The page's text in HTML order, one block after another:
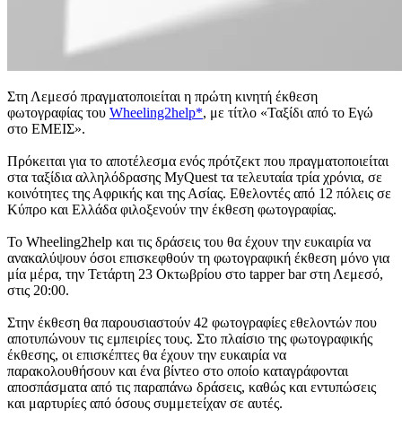
Στη Λεμεσό πραγματοποιείται η πρώτη κινητή έκθεση
φωτογραφίας του Wheeling2help*, με τίτλο «Ταξίδι από το Εγώ
στο ΕΜΕΙΣ».
Πρόκειται για το αποτέλεσμα ενός πρότζεκτ που πραγματοποιείται
στα ταξίδια αλληλόδρασης MyQuest τα τελευταία τρία χρόνια, σε
κοινότητες της Αφρικής και της Ασίας. Εθελοντές από 12 πόλεις σε
Κύπρο και Ελλάδα φιλοξενούν την έκθεση φωτογραφίας.
Το Wheeling2help και τις δράσεις του θα έχουν την ευκαιρία να
ανακαλύψουν όσοι επισκεφθούν τη φωτογραφική έκθεση μόνο για
μία μέρα, την Τετάρτη 23 Οκτωβρίου στο tapper bar στη Λεμεσό,
στις 20:00.
Στην έκθεση θα παρουσιαστούν 42 φωτογραφίες εθελοντών που
αποτυπώνουν τις εμπειρίες τους. Στο πλαίσιο της φωτογραφικής
έκθεσης, οι επισκέπτες θα έχουν την ευκαιρία να
παρακολουθήσουν και ένα βίντεο στο οποίο καταγράφονται
αποσπάσματα από τις παραπάνω δράσεις, καθώς και εντυπώσεις
και μαρτυρίες από όσους συμμετείχαν σε αυτές.